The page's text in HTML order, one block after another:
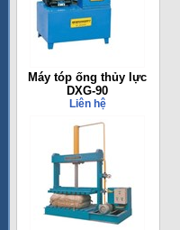
Máy tóp ống thủy lực
DXG-90
Liên hệ